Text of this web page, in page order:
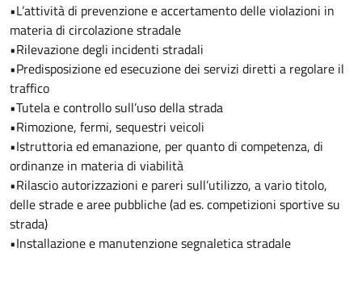
•L’attività di prevenzione e accertamento delle violazioni in
materia di circolazione stradale
•Rilevazione degli incidenti stradali
•Predisposizione ed esecuzione dei servizi diretti a regolare il
traffico
•Tutela e controllo sull’uso della strada
•Rimozione, fermi, sequestri veicoli
•Istruttoria ed emanazione, per quanto di competenza, di
ordinanze in materia di viabilità
•Rilascio autorizzazioni e pareri sull’utilizzo, a vario titolo,
delle strade e aree pubbliche (ad es. competizioni sportive su
strada)
•Installazione e manutenzione segnaletica stradale